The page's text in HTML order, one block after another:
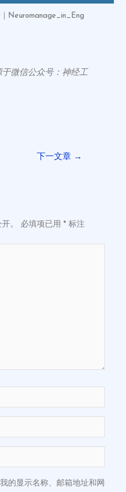
Neuromanage_in_Eng
微信公众号：神经工
下一文章 →
。 必填项已用 *标注
的显示名称、邮箱地址和网